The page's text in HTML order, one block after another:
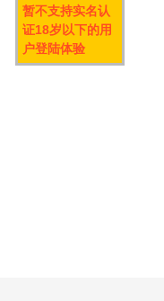
暂不支持实名认
证18岁以下的用
户登陆体验